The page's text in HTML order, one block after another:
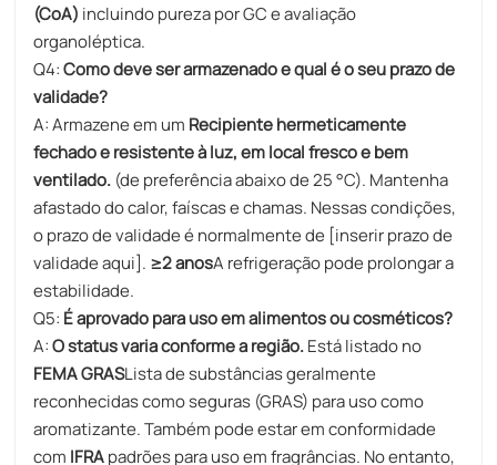
(CoA) incluindo pureza por GC e avaliação
organoléptica.
Q4:Como deve ser armazenado e qual é o seu prazo de
validade?
A: Armazene em um Recipiente hermeticamente
fechado e resistente à luz, em local fresco e bem
ventilado. (de preferência abaixo de 25 °C). Mantenha
afastado do calor, faíscas e chamas. Nessas condições,
o prazo de validade é normalmente de [inserir prazo de
validade aqui]. ≥2 anosA refrigeração pode prolongar a
estabilidade.
Q5: É aprovado para uso em alimentos ou cosméticos?
A:O status varia conforme a região.Está listado no
FEMA GRASLista de substâncias geralmente
reconhecidas como seguras (GRAS) para uso como
aromatizante. Também pode estar em conformidade
com IFRApadrões para uso em fragrâncias. No entanto,